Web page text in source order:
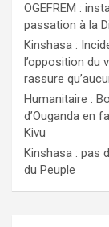
OGEFREM :
passation à la
Kinshasa :
l’opposition du
rassure
Humanitaire :
d’Ouganda en
Kivu
Kinshasa : pas
du Peuple